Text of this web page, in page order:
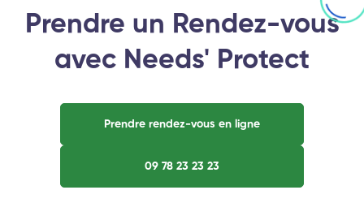
Prendre un Rendez-vous
avec Needs' Protect
Prendre rendez-vous en ligne
09 78 23 23 23